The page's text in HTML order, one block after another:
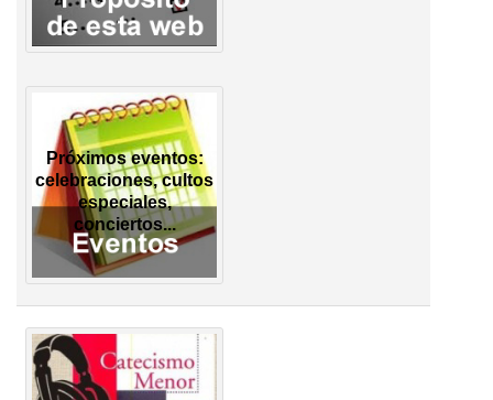
Próximos eventos:
celebraciones, cultos
especiales,
conciertos...